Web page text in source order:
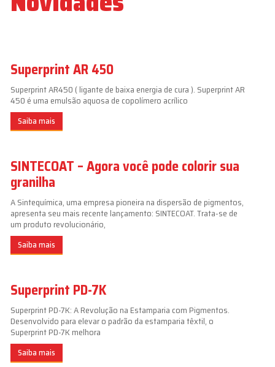
Superprint AR 450
Superprint AR450 ( ligante de baixa energia de cura ). Superprint AR
450 é uma emulsão aquosa de copolímero acrílico
Saiba mais
SINTECOAT – Agora você pode colorir sua
granilha
A Sintequímica, uma empresa pioneira na dispersão de pigmentos,
apresenta seu mais recente lançamento: SINTECOAT. Trata-se de
um produto revolucionário,
Saiba mais
Superprint PD-7K
Superprint PD-7K: A Revolução na Estamparia com Pigmentos.
Desenvolvido para elevar o padrão da estamparia têxtil, o
Superprint PD-7K melhora
Saiba mais